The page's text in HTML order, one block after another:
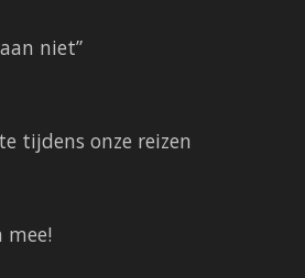
niet”
tijdens onze reizen
mee!